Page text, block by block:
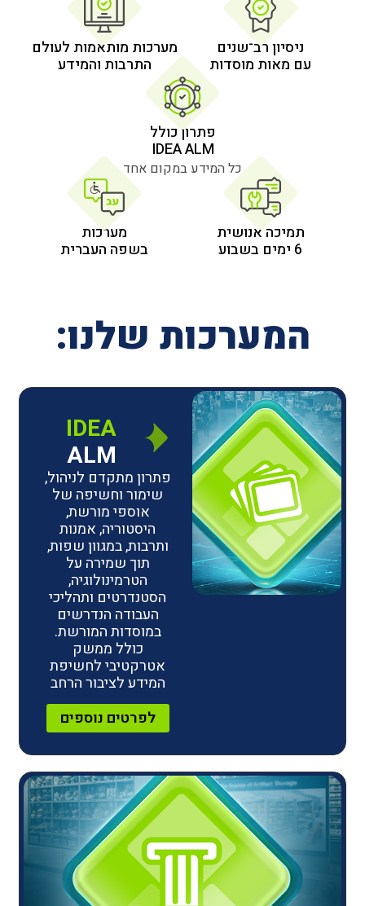
מוסדות
מערכות מותאמות לעולם
התרבות והמידע
כל המידע במקום אחד
מערכות
בשפה העברית
שלנו:
IDEA
ALM
פתרון מתקדם לניהול,
שימור וחשיפה של
אוספי מורשת,
היסטוריה, אמנות
ותרבות, במגוון שפות,
תוך שמירה על
הטרמינולוגיה,
הסטנדרטים ותהליכי
העבודה הנדרשים
במוסדות המורשת.
אטרקטיבי לחשיפת
המידע לציבור הרחב